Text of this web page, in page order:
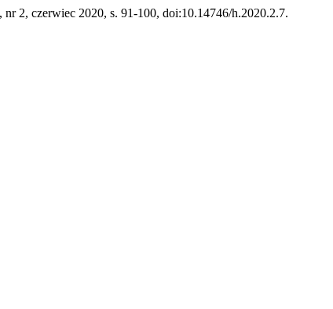
nr 2, czerwiec 2020, s. 91-100, doi:10.14746/h.2020.2.7.